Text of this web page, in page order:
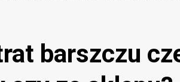
barszczu